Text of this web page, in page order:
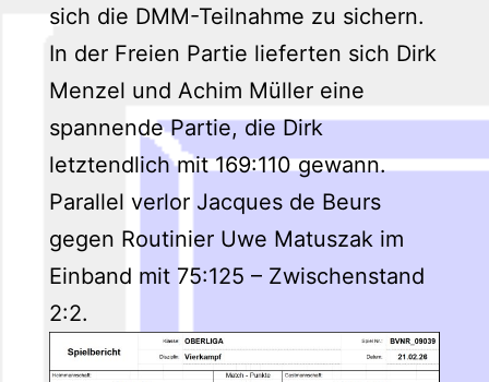
sich die DMM-Teilnahme zu sichern.
In der Freien Partie lieferten sich Dirk
Menzel und Achim Müller eine
spannende Partie, die Dirk
letztendlich mit 169:110 gewann.
Parallel verlor Jacques de Beurs
gegen Routinier Uwe Matuszak im
Einband mit 75:125 – Zwischenstand
2:2.